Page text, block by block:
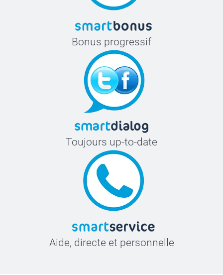
Bonus progressif
Toujours up-to-date
Aide, directe et personnelle